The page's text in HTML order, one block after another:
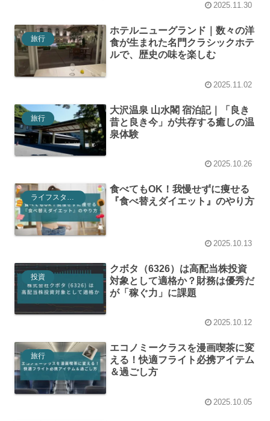
2025.11.30
旅行
ホテルニューグランド｜数々の洋
食が生まれた名門クラシックホテ
ルで、歴史の味を楽しむ
2025.11.02
旅行
大沢温泉 山水閣 宿泊記｜「良き
昔と良き今」が共存する癒しの温
泉体験
2025.10.26
ライフスタイル
食べてもOK！我慢せずに痩せる
『食べ替えダイエット』のやり方
2025.10.13
投資
クボタ（6326）は高配当株投資
対象として適格か？財務は優秀だ
が「稼ぐ力」に課題
2025.10.12
旅行
エコノミークラスを漫画喫茶に変
える！快適フライト必携アイテム
＆過ごし方
2025.10.05